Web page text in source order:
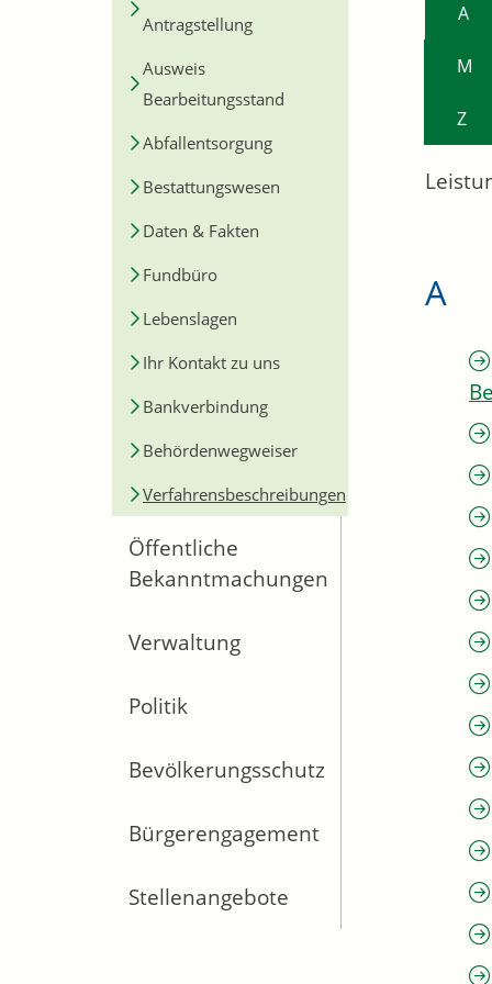
Antragstellung
Ausweis
Bearbeitungsstand
Abfallentsorgung
Bestattungswesen
Daten & Fakten
Fundbüro
Lebenslagen
Ihr Kontakt zu uns
Bankverbindung
Behördenwegweiser
Verfahrensbeschreibungen
Öffentliche
Bekanntmachungen
Verwaltung
Politik
Bevölkerungsschutz
Bürgerengagement
Stellenangebote
A
M
Z
A